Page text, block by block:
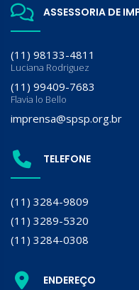
ASSESSORIA DE
(11) 98133-4811
Luciana Rodriguez
(11) 99409-7683
Flavia lo Bello
imprensa@spsp.org.br
TELEFONE
(11) 3284-9809
(11) 3289-5320
(11) 3284-0308
ENDEREÇO